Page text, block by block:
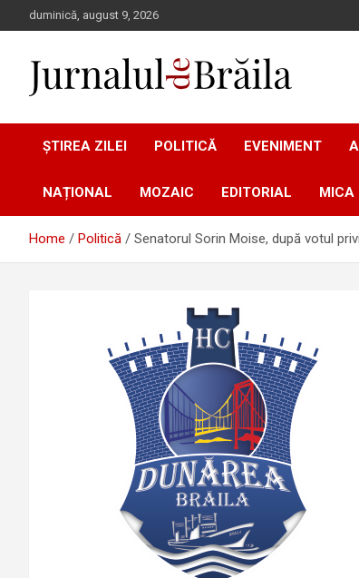
to
duminică, august 9, 2026
Jurnalul de Brăila
ȘTIREA ZILEI POLITICĂ EVENIMENT
NAȚIONAL MOZAIC EDITORIAL MICA
Home Politică Senatorul Sorin Moise, după votul